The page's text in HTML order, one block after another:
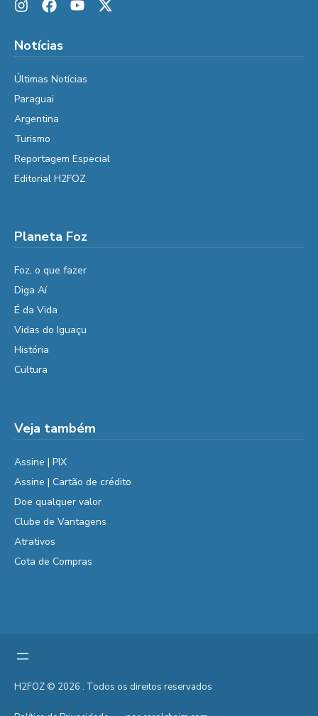
Notícias
Últimas Notícias
Paraguai
Argentina
Turismo
Reportagem Especial
Editorial H2FOZ
Planeta Foz
Foz, o que fazer
Diga Aí
É da Vida
Vidas do Iguaçu
História
Cultura
Veja também
Assine | PIX
Assine | Cartão de crédito
Doe qualquer valor
Clube de Vantagens
Atrativos
Cota de Compras
H2FOZ © 2026 . Todos os direitos reservados